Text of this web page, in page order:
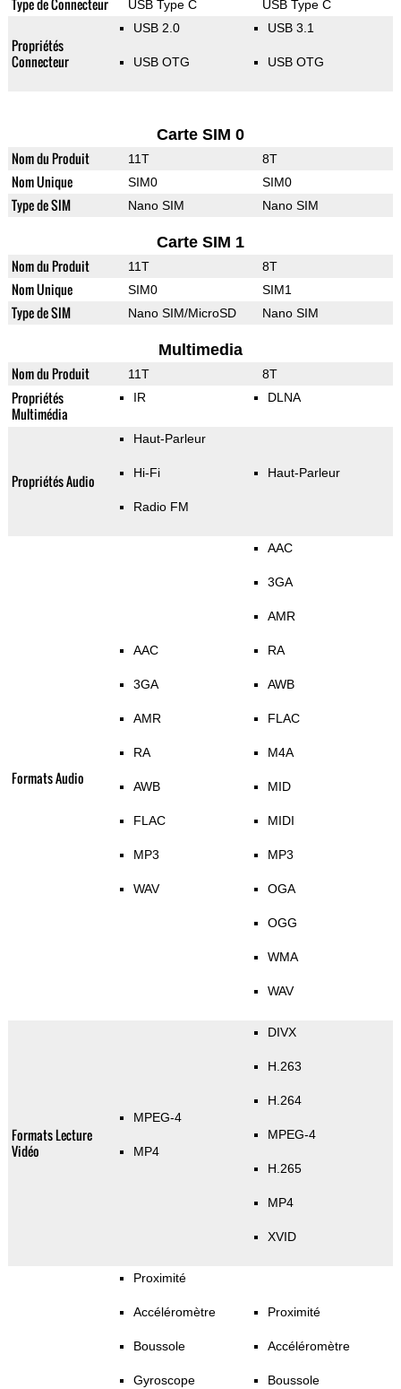
Type de Connecteur USB Type C USB Type C
Propriétés
Connecteur
USB 2.0
USB OTG
USB 3.1
USB OTG
Carte SIM 0
Nom du Produit 11T 8T
Nom Unique SIM0 SIM0
Type de SIM Nano SIM Nano SIM
Carte SIM 1
Nom du Produit 11T 8T
Nom Unique SIM0 SIM1
Type de SIM Nano SIM/MicroSD Nano SIM
Multimedia
Nom du Produit 11T 8T
Propriétés
Multimédia
IR DLNA
Propriétés Audio
Haut-Parleur
Hi-Fi
Radio FM
Haut-Parleur
Formats Audio
AAC
3GA
AMR
RA
AWB
FLAC
MP3
WAV
AAC
3GA
AMR
RA
AWB
FLAC
M4A
MID
MIDI
MP3
OGA
OGG
WMA
WAV
Formats Lecture
Vidéo
MPEG-4
MP4
DIVX
H.263
H.264
MPEG-4
H.265
MP4
XVID
Proximité
Accéléromètre
Boussole
Gyroscope
Proximité
Accéléromètre
Boussole